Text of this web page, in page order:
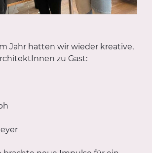
Jahr hatten wir wieder kreative,
zu Gast: